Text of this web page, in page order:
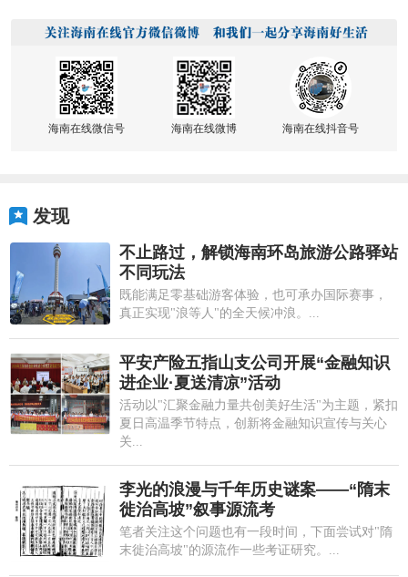
海南在线微信号 海南在线微博 海南在线抖音号
发现
不止路过，解锁海南环岛旅游公路驿站
不同玩法
既能满足零基础游客体验，也可承办国际赛事，
真正实现"浪等人"的全天候冲浪。...
平安产险五指山支公司开展“金融知识
进企业·夏送清凉”活动
活动以"汇聚金融力量共创美好生活"为主题，紧扣
夏日高温季节特点，创新将金融知识宣传与关心
关...
李光的浪漫与千年历史谜案——“隋末
徙治高坡”叙事源流考
笔者关注这个问题也有一段时间，下面尝试对"隋
末徙治高坡"的源流作一些考证研究。...